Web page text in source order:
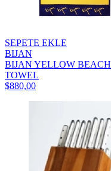
SEPETE EKLE
BIJAN
BIJAN YELLOW BEACH
TOWEL
$880,00